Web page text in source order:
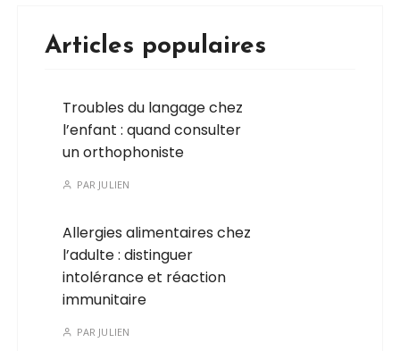
Articles populaires
Troubles du langage chez
l’enfant : quand consulter
un orthophoniste
PAR JULIEN
Allergies alimentaires chez
l’adulte : distinguer
intolérance et réaction
immunitaire
PAR JULIEN